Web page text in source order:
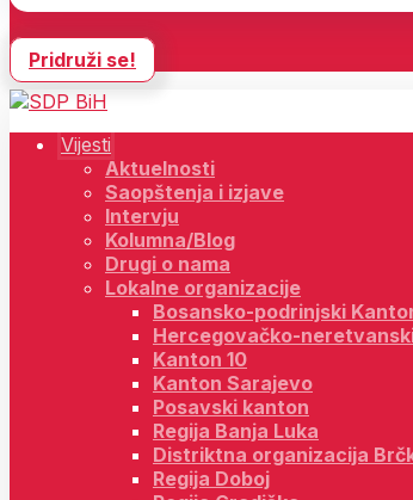
Pridruži se!
Vijesti
Aktuelnosti
Saopštenja i izjave
Intervju
Kolumna/Blog
Drugi o nama
Lokalne organizacije
Bosansko-podrinjski
Hercegovačko-
Kanton 10
Kanton Sarajevo
Posavski kanton
Regija Banja Luka
Distriktna organizacija
Regija Doboj